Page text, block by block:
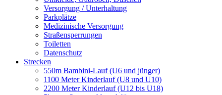
Versorgung / Unterhaltung
Parkplätze
Medizinische Versorgung
Straßensperrungen
Toiletten
Datenschutz
Strecken
550m Bambini-Lauf (U6 und jünger)
1100 Meter Kinderlauf (U8 und U10)
2200 Meter Kinderlauf (U12 bis U18)